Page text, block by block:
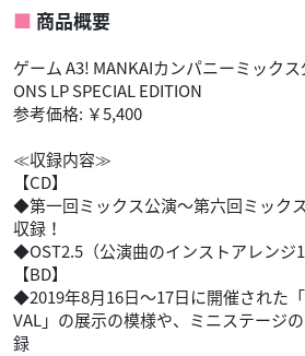
商品概要
ゲーム A3! MANKAIカンパニーミック
ONS LP SPECIAL EDITION
参考価格: ￥5,400
≪収録内容≫
【CD】
◆第一回ミックス公演～第六回ミック
収録！
◆OST2.5（公演曲のインストアレンジ
【BD】
◆2019年8月16日～17日に開催された「
VAL」の展示の模様や、ミニステージ
録